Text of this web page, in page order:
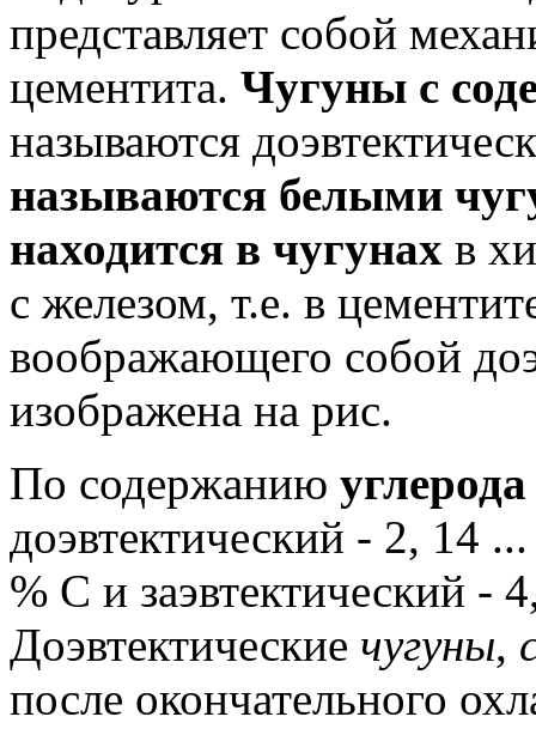
представляет собой
цементита. Чугуны с
называются
называются белыми
находится в чугунах в
с железом, т.е. в
воображающего собой
изображена на рис.
По содержанию
доэвтектический - 2, 14 ...
% С и заэвтектический -
Доэвтектические чугуны,
после окончательного